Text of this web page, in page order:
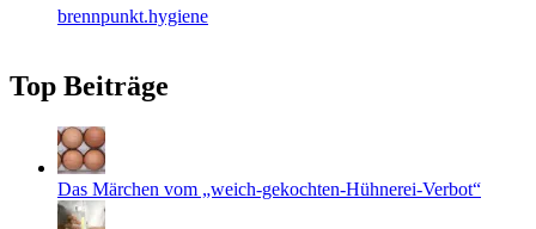
brennpunkt.hygiene
Top Beiträge
Das Märchen vom „weich-gekochten-Hühnerei-Verbot“